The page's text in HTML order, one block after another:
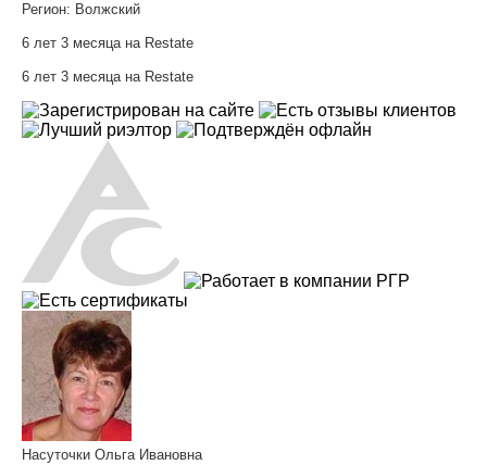
Регион: Волжский
6 лет 3 месяца на Restate
6 лет 3 месяца на Restate
Насуточки Ольга Ивановна